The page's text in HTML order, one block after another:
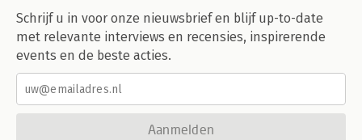
Schrijf u in voor onze nieuwsbrief en blijf up-to-date
met relevante interviews en recensies, inspirerende
events en de beste acties.
Aanmelden